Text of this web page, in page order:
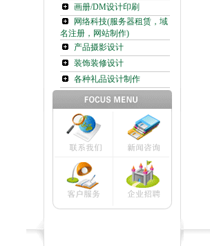
画册/DM设计印刷
网络科技(服务器租赁，域
名注册，网站制作)
产品摄影设计
装饰装修设计
各种礼品设计制作